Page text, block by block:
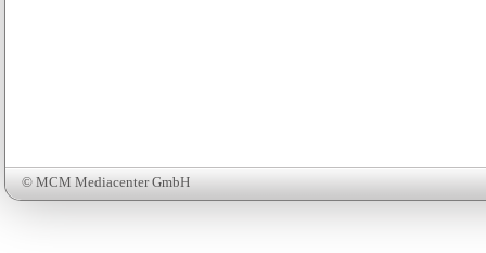
© MCM Mediacenter GmbH